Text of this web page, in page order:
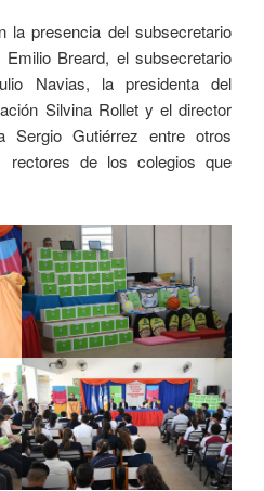
la presencia del subsecretario
Breard, el subsecretario
Navias, la presidenta del
Silvina Rollet y el director
Sergio Gutiérrez entre otros
rectores de los colegios que